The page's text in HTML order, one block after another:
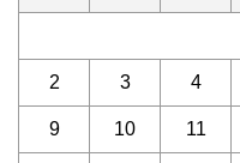
2 3 4
9 10 11